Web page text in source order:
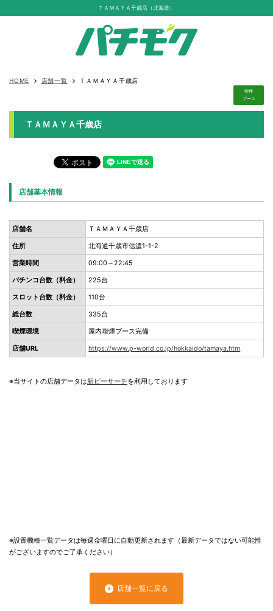
ＴＡＭＡＹＡ千歳店（北海道）
HOME keyboard_arrow_right 店舗一覧 keyboard_arrow_right ＴＡＭＡＹＡ千歳店
喫煙
ブース
ＴＡＭＡＹＡ千歳店
店舗基本情報
店舗名 ＴＡＭＡＹＡ千歳店
住所 北海道千歳市信濃1-1-2
営業時間 09:00～22:45
パチンコ台数（料金） 225台
スロット台数（料金） 110台
総台数 335台
喫煙環境 屋内喫煙ブース完備
店舗URL https://www.p-world.co.jp/hokkaido/tamaya.htm
※当サイトの店舗データは新ピーサーチを利用しております
※設置機種一覧データは毎週金曜日に自動更新されます（最新データではない可能性
がございますのでご了承ください）
店舗一覧に戻る